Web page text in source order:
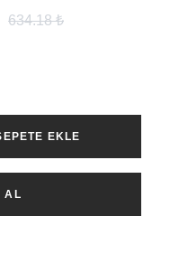
634.18 ₺
EKLE
AL